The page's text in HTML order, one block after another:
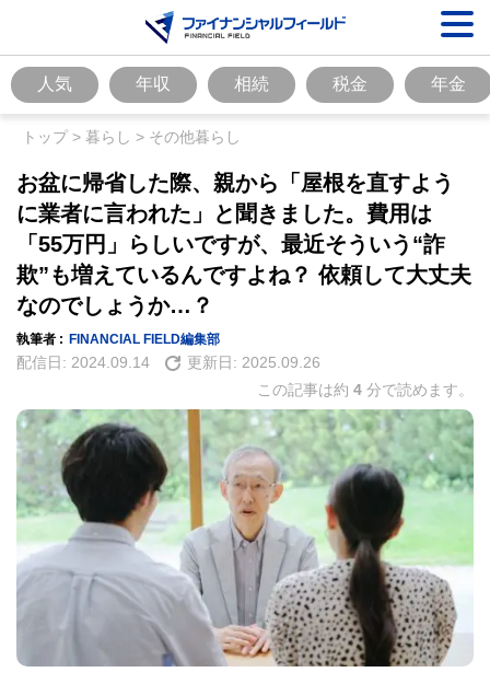
人気 年収 相続 税金 年金
トップ> 暮らし > その他暮らし
お盆に帰省した際、親から「屋根を直すよう
に業者に言われた」と聞きました。費用は
「55万円」らしいですが、最近そういう“詐
欺”も増えているんですよね？ 依頼して大丈夫
なのでしょうか…？
執筆者 : FINANCIAL FIELD編集部
配信日: 2024.09.14 更新日: 2025.09.26
この記事は約 4 分で読めます。